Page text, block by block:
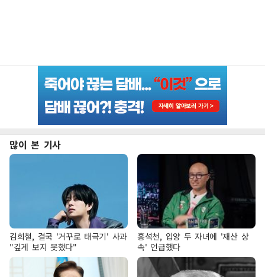
많이 본 기사
김희철, 결국 '거꾸로 태극기' 사과
"깊게 보지 못했다"
홍석천, 입양 두 자녀에 '재산 상
속' 언급했다